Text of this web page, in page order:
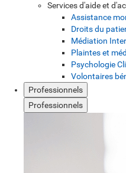
Services d'aide et
Assistance
Droits du
Médiation
Plaintes et
Psychologie
Volontaires
Professionnels
Professionnels